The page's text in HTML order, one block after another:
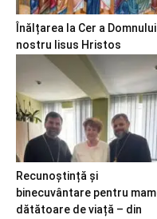
Înălțarea la Cer a Domnului
nostru Iisus Hristos
Recunoștință și
binecuvântare pentru
dătătoare de viață – din